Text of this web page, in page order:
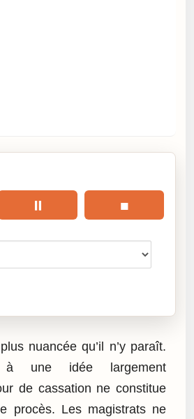
⏸ ■
nuancée qu’il n’y paraît.
à une idée largement
de cassation ne constitue
procès. Les magistrats ne